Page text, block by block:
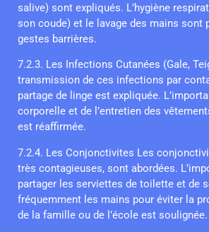
salive) sont expliqués. L’hygiène
son coude) et le lavage des mains sont
gestes barrières.
7.2.3. Les Infections Cutanées (Gale,
transmission de ces infections par
partage de linge est expliquée.
corporelle et de l’entretien des
est réaffirmée.
7.2.4. Les Conjonctivites Les
très contagieuses, sont abordées.
partager les serviettes de toilette et de
fréquemment les mains pour éviter la
de la famille ou de l’école est soulignée.